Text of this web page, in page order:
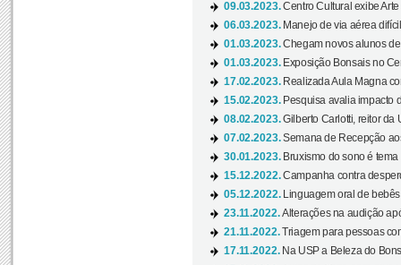
09.03.2023.Centro Cultural exibe
06.03.2023. Manejo de via aérea
01.03.2023.Chegam novos alunos
01.03.2023. Exposição Bonsais no
17.02.2023. Realizada Aula Magna
15.02.2023. Pesquisa avalia impacto
08.02.2023.Gilberto Carlotti, reitor da
07.02.2023.Semana de Recepção
30.01.2023. Bruxismo do sono é
15.12.2022.Campanha contra
05.12.2022.
Linguagem oral de
23.11.2022.Alterações na audição
21.11.2022.Triagem para pessoas
17.11.2022. Na USP a Beleza do